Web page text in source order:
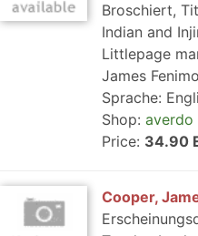
Broschiert,
Indian and
Littlepage
James
Sprache:
Shop: averdo
Price: 34.90
Cooper,